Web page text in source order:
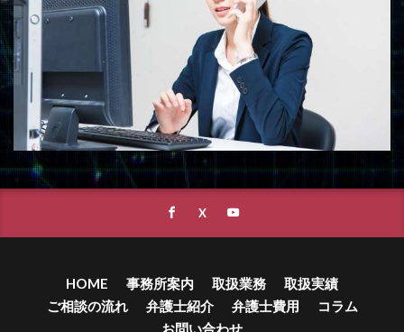
HOME 事務所案内 取扱業務
取扱実績
ご相談の流れ
弁護士紹介 弁護士費用
コラム
お問い合わせ